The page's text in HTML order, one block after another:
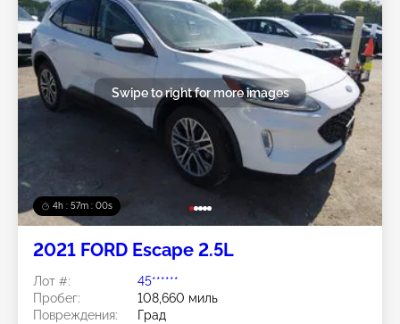
4h : 56m : 57s
Swipe to right for more images
2021 FORD Escape 2.5L
Лот #:
45******
Пробег:
108,660 миль
Повреждения:
Град